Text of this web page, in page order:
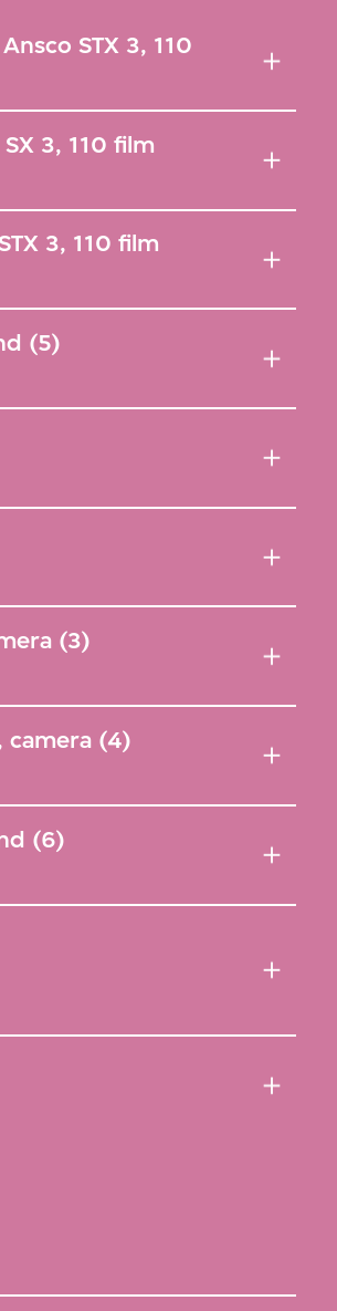
STX 3, 110
3, 110 film
3, 110 film
(5)
(3)
camera (4)
(6)